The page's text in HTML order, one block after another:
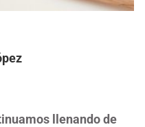
llenando de